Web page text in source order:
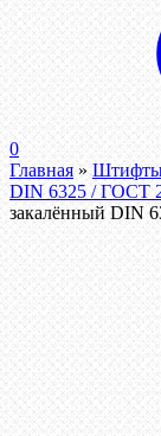
0
Главная »
DIN 6325 / ГОСТ
закалённый DIN